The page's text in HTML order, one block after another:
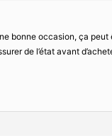
bonne occasion, ça
de l’état avant